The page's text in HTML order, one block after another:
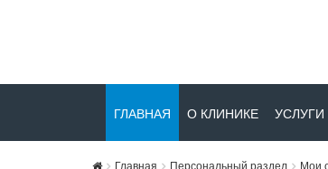
ГЛАВНАЯ О КЛИНИКЕ УСЛУГИ
Главная Персональный раздел Мои